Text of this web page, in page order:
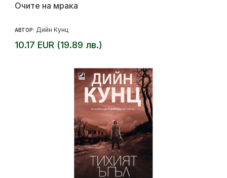
Очите на мрака
АВТОР: Дийн Кунц
10.17 EUR (19.89 лв.)